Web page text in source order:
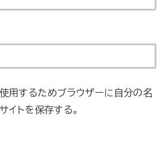
用するためブラウザーに自分の名
イトを保存する。